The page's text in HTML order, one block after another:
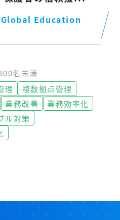
Global Education
名未満
理
複数拠点管理
業務改善
業務効率化
ル対策